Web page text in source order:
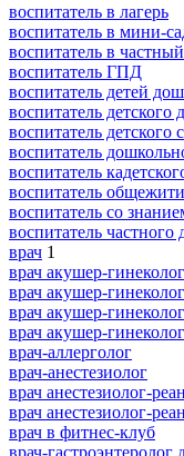
воспитатель в лагерь
воспитатель в мини-
воспитатель в
воспитатель ГПД
воспитатель детей
воспитатель детского
воспитатель детского
воспитатель
воспитатель
воспитатель
воспитатель со
воспитатель частного
врач 1
врач акушер-гинеколог
врач акушер-
врач акушер-
врач акушер-
врач-аллерголог
врач-анестезиолог
врач анестезиолог-
врач анестезиолог-
врач в фитнес-клуб
врач-гастроэнтеролог